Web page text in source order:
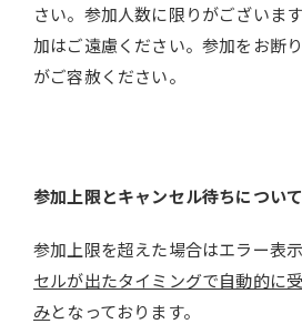
さい。参加人数に限りがございま
加はご遠慮ください。参加をお断
がご容赦ください。
参加上限とキャンセル待ちについて
参加上限を超えた場合はエラー表示
セルが出たタイミングで自動的に
みとなっております。